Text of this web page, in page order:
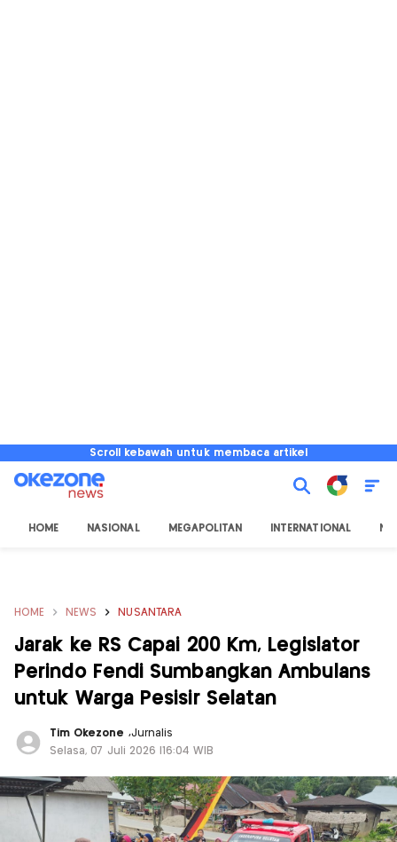
Scroll kebawah untuk membaca artikel
HOME NASIONAL MEGAPOLITAN INTERNATIONAL
HOME NEWS NUSANTARA
Jarak ke RS Capai 200 Km, Legislator
Perindo Fendi Sumbangkan Ambulans
untuk Warga Pesisir Selatan
Tim Okezone ,Jurnalis
Selasa, 07 Juli 2026 |16:04 WIB